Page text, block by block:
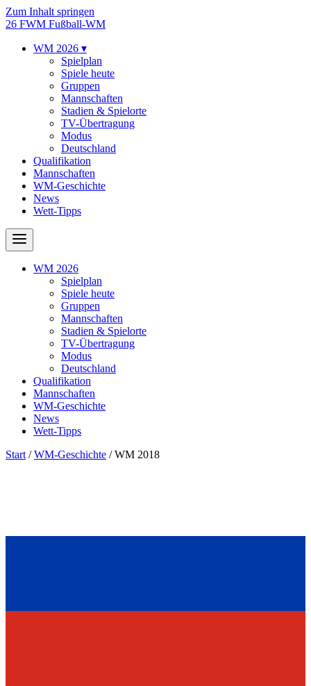
Zum Inhalt springen
26 FWM Fußball-WM
WM 2026 ▾
Spielplan
Spiele heute
Gruppen
Mannschaften
Stadien & Spielorte
TV-Übertragung
Modus
Deutschland
Qualifikation
Mannschaften
WM-Geschichte
News
Wett-Tipps
WM 2026
Spielplan
Spiele heute
Gruppen
Mannschaften
Stadien & Spielorte
TV-Übertragung
Modus
Deutschland
Qualifikation
Mannschaften
WM-Geschichte
News
Wett-Tipps
Start /WM-Geschichte /WM 2018